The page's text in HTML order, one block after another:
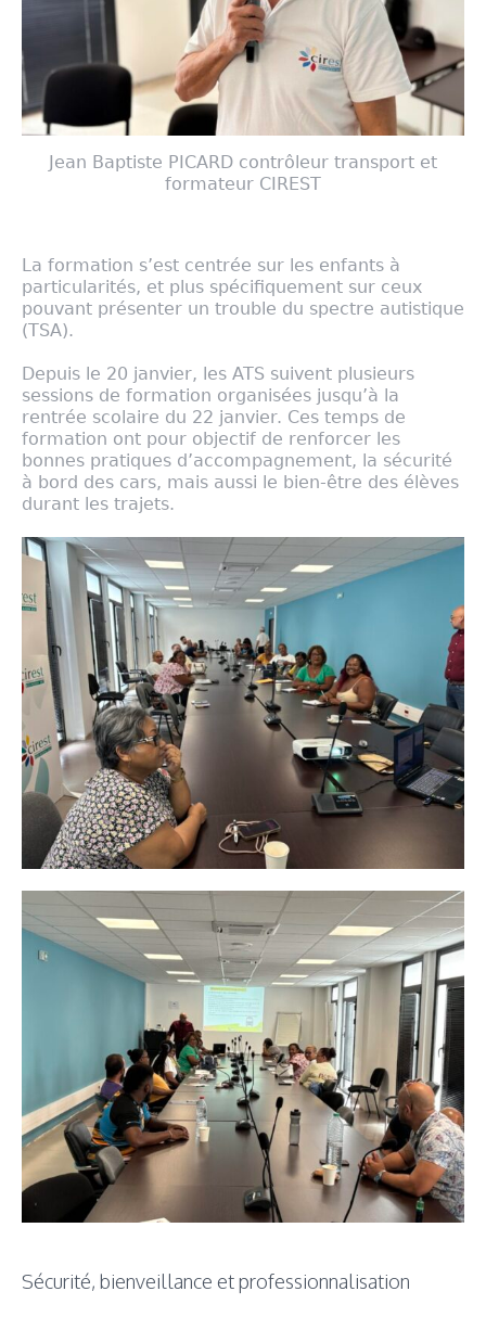
Jean Baptiste PICARD contrôleur transport et
formateur CIREST
La formation s’est centrée sur les enfants à
particularités, et plus spécifiquement sur ceux
pouvant présenter un trouble du spectre autistique
(TSA).
Depuis le 20 janvier, les ATS suivent plusieurs
sessions de formation organisées jusqu’à la
rentrée scolaire du 22 janvier. Ces temps de
formation ont pour objectif de renforcer les
bonnes pratiques d’accompagnement, la sécurité
à bord des cars, mais aussi le bien-être des élèves
durant les trajets.
Sécurité, bienveillance et professionnalisation